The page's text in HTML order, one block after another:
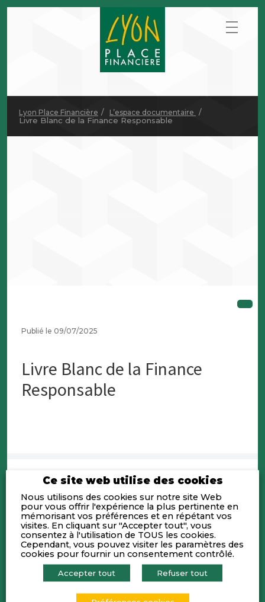
Lyon Place Financière L’espace documentaire
Livre Blanc de la Finance Responsable
Publié le 09/07/2025
Livre Blanc de la Finance
Responsable
Ce site web utilise des cookies
Nous utilisons des cookies sur notre site Web
pour vous offrir l'expérience la plus pertinente en
mémorisant vos préférences et en répétant vos
visites. En cliquant sur "Accepter tout", vous
consentez à l'utilisation de TOUS les cookies.
Cependant, vous pouvez visiter les paramètres des
cookies pour fournir un consentement contrôlé.
Accepter tout Refuser tout